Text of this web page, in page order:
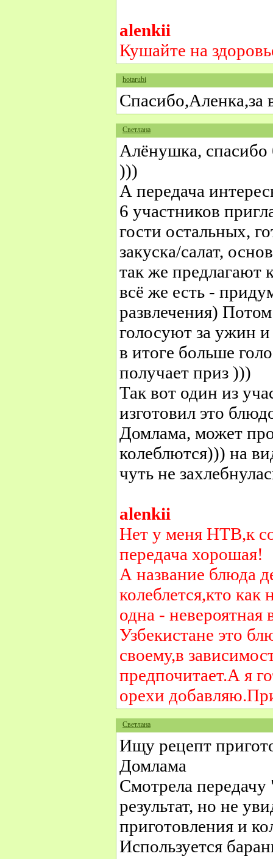
alenkii
Кушайте на
hotarubi
Светлана
Алёнушка,
)))
А передача
6 участников
гости остальных,
закуска/салат,
так же предлагают
всё же есть -
развлечения)
голосуют за ужин и
в итоге больше
получает приз )))
Так вот один из
изготовил это
Домлама, может
колеблются))) на
чуть не
alenkii
Нет у меня НТВ,к
передача хорошая!
А название блюда
колеблется,кто как
одна - невероятная
Узбекистане это
своему,в
предпочитает.А я
орехи
Светлана
Ищу рецепт
Домлама
Смотрела
результат, но не
приготовления и
Используется